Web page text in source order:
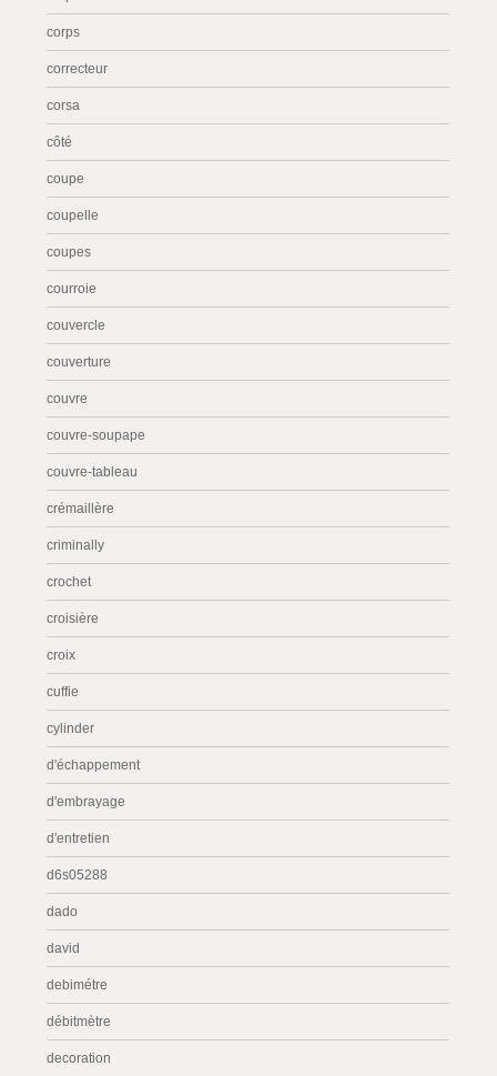
corps
correcteur
corsa
côté
coupe
coupelle
coupes
courroie
couvercle
couverture
couvre
couvre-soupape
couvre-tableau
crémaillère
criminally
crochet
croisière
croix
cuffie
cylinder
d'échappement
d'embrayage
d'entretien
d6s05288
dado
david
debimétre
débitmètre
decoration